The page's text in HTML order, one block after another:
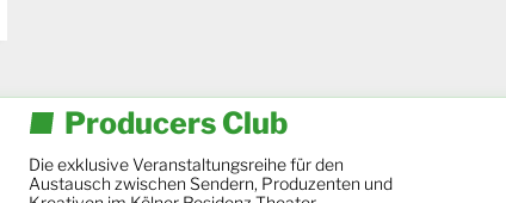
Producers Club
Die exklusive Veranstaltungsreihe für den
Austausch zwischen Sendern, Produzenten und